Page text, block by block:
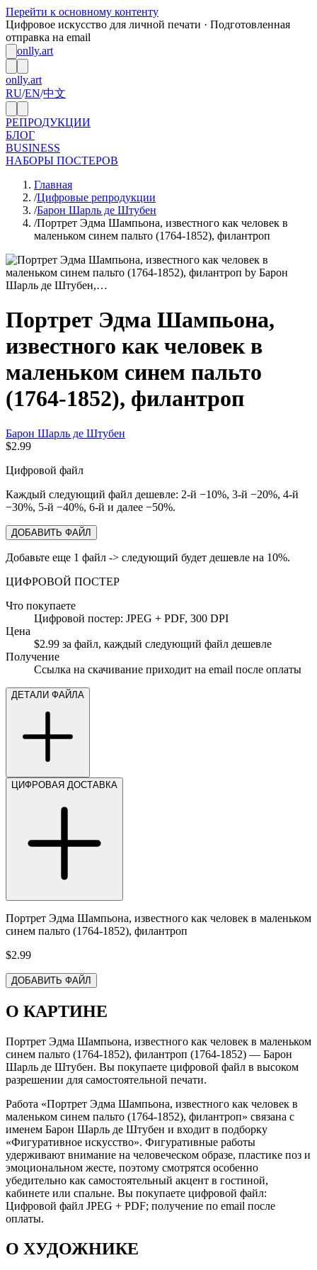
Перейти к основному контенту
Цифровое искусство для личной печати · Подготовленная
отправка на email
onlly.art
onlly.art
RU/EN/中文
РЕПРОДУКЦИИ
БЛОГ
BUSINESS
НАБОРЫ ПОСТЕРОВ
Главная
/Цифровые репродукции
/Барон Шарль де Штубен
/Портрет Эдма Шампьона, известного как человек в
маленьком синем пальто (1764-1852), филантроп
Портрет Эдма Шампьона,
известного как человек в
маленьком синем пальто
(1764-1852), филантроп
Барон Шарль де Штубен
$2.99
Цифровой файл
Каждый следующий файл дешевле: 2-й −10%, 3-й −20%, 4-й
−30%, 5-й −40%, 6-й и далее −50%.
ДОБАВИТЬ ФАЙЛ
Добавьте еще 1 файл -> следующий будет дешевле на 10%.
ЦИФРОВОЙ ПОСТЕР
Что покупаете
Цифровой постер: JPEG + PDF, 300 DPI
Цена
$2.99 за файл, каждый следующий файл дешевле
Получение
Ссылка на скачивание приходит на email после оплаты
ДЕТАЛИ ФАЙЛА
ЦИФРОВАЯ ДОСТАВКА
Портрет Эдма Шампьона, известного как человек в маленьком
синем пальто (1764-1852), филантроп
$2.99
ДОБАВИТЬ ФАЙЛ
О КАРТИНЕ
Портрет Эдма Шампьона, известного как человек в маленьком
синем пальто (1764-1852), филантроп (1764-1852) — Барон
Шарль де Штубен. Вы покупаете цифровой файл в высоком
разрешении для самостоятельной печати.
Работа «Портрет Эдма Шампьона, известного как человек в
маленьком синем пальто (1764-1852), филантроп» связана с
именем Барон Шарль де Штубен и входит в подборку
«Фигуративное искусство». Фигуративные работы
удерживают внимание на человеческом образе, пластике поз и
эмоциональном жесте, поэтому смотрятся особенно
убедительно как самостоятельный акцент в гостиной,
кабинете или спальне. Вы покупаете цифровой файл:
Цифровой файл JPEG + PDF; получение по email после
оплаты.
О ХУДОЖНИКЕ